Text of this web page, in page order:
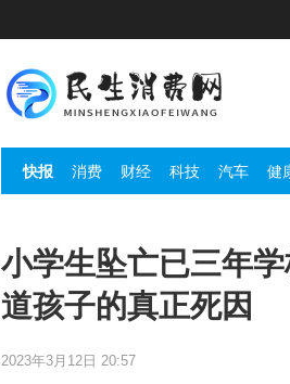
快报 消费 财经 科技 汽车 健
小学生坠亡已三年
道孩子的真正死因
2023年3月12日 20:57